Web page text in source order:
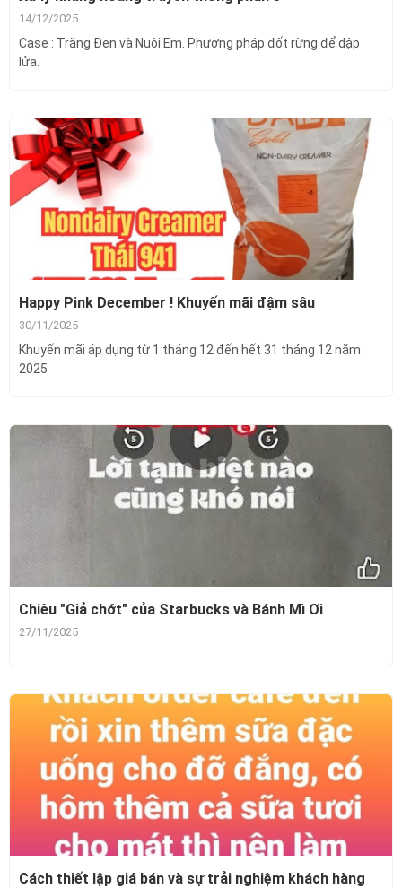
14/12/2025
Case : Trăng Đen và Nuôi Em. Phương pháp đốt rừng để dập
lửa.
Happy Pink December ! Khuyến mãi đậm sâu
30/11/2025
Khuyến mãi áp dụng từ 1 tháng 12 đến hết 31 tháng 12 năm
2025
Chiêu "Giả chớt" của Starbucks và Bánh Mì Ơi
27/11/2025
Cách thiết lập giá bán và sự trải nghiệm khách hàng